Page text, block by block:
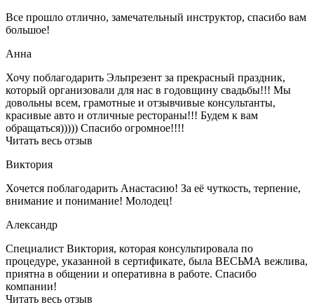
Все прошло отлично, замечательный инструктор, спасибо вам
большое!
Анна
Хочу поблагодарить Эльпрезент за прекрасный праздник,
который организовали для нас в годовщину свадьбы!!! Мы
довольны всем, грамотные и отзывчивые консультанты,
красивые авто и отличные рестораны!!! Будем к вам
обращаться))))) Спасибо огромное!!!!
Читать весь отзыв
Виктория
Хочется поблагодарить Анастасию! За её чуткость, терпение,
внимание и понимание! Молодец!
Александр
Специалист Виктория, которая консультировала по
процедуре, указанной в сертификате, была ВЕСЬМА вежлива,
приятна в общении и оперативна в работе. Спасибо
компании!
Читать весь отзыв